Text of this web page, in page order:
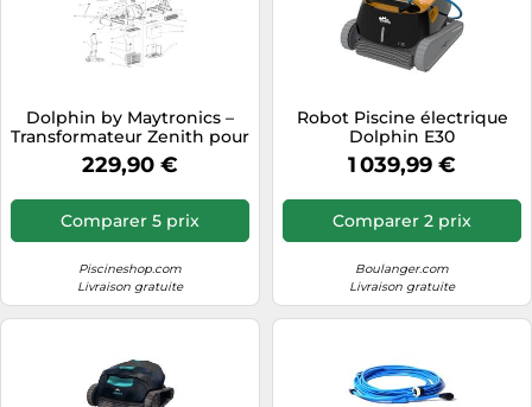
Dolphin by Maytronics –
Transformateur Zenith pour
robot Dolphin Cosmos
229,90 €
Comparer 5 prix
Piscineshop.com
Livraison gratuite
Robot Piscine électrique
Dolphin E30
1 039,99 €
Comparer 2 prix
Boulanger.com
Livraison gratuite